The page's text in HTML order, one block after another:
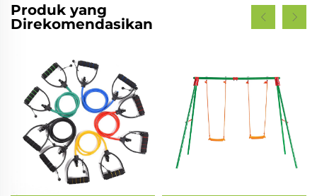
Produk yang
Direkomendasikan